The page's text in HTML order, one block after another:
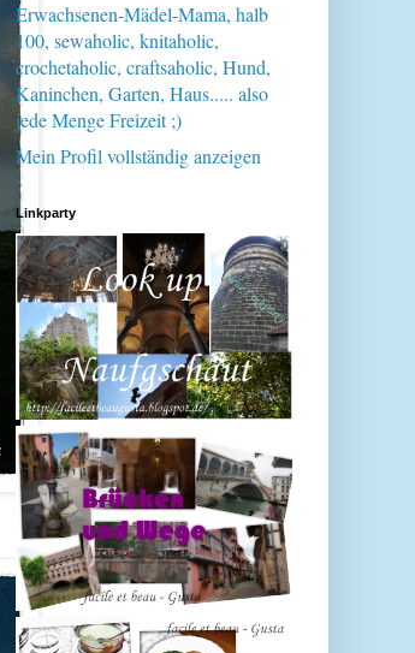
Erwachsenen-Mädel-Mama, halb
100, sewaholic, knitaholic,
crochetaholic, craftsaholic, Hund,
Kaninchen, Garten, Haus..... also
jede Menge Freizeit ;)
Mein Profil vollständig anzeigen
Linkparty